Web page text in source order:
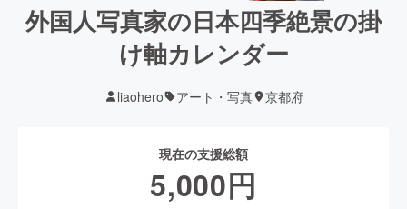
外国人写真家の日本四季絶景の掛
け軸カレンダー
liaohero アート・写真 京都府
現在の支援総額
5,000円